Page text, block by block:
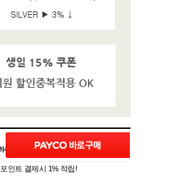
포인트 결제시 1% 적립!